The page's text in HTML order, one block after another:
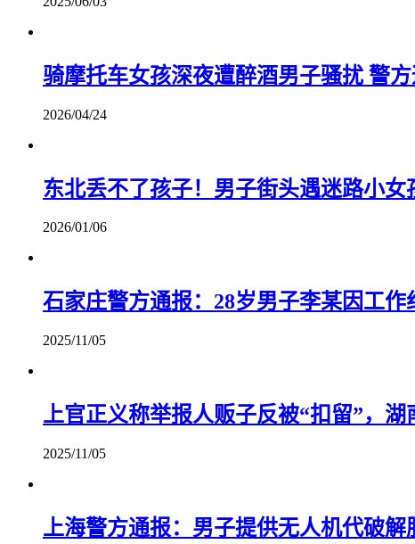
骑摩托车女孩深夜遭醉酒男子骚扰 警
2026/04/24
东北丢不了孩子！男子街头遇迷路小女
2026/01/06
石家庄警方通报：28岁男子李某因工作
2025/11/05
上官正义称举报人贩子反被“扣留”，湖
2025/11/05
上海警方通报：男子提供无人机代破